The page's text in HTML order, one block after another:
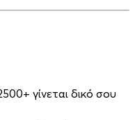
γίνεται δικό σου